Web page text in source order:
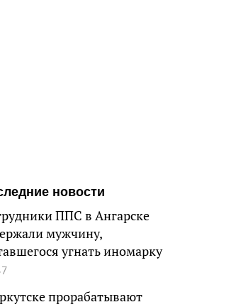
новости
ППС в Ангарске
мужчину,
угнать иномарку
прорабатывают